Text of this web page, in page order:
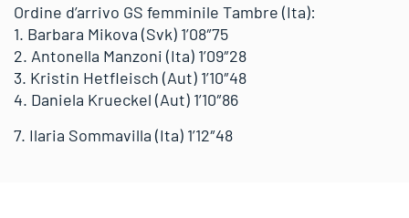
Ordine d’arrivo GS femminile Tambre (Ita):
1. Barbara Mikova (Svk) 1’08″75
2. Antonella Manzoni (Ita) 1’09″28
3. Kristin Hetfleisch (Aut) 1’10″48
4. Daniela Krueckel (Aut) 1’10″86
7. Ilaria Sommavilla (Ita) 1’12″48